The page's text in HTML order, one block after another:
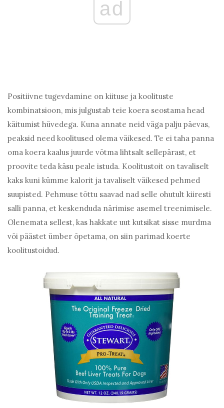
ad
Positiivne tugevdamine on kiituse ja koolituste
kombinatsioon, mis julgustab teie koera seostama head
käitumist hüvedega. Kuna annate neid väga palju päevas,
peaksid need koolitused olema väikesed. Te ei taha panna
oma koera kaalus juurde võtma lihtsalt sellepärast, et
proovite teda käsu peale istuda. Koolitustoit on tavaliselt
kaks kuni kümme kalorit ja tavaliselt väikesed pehmed
suupisted. Pehmuse tõttu saavad nad selle ohutult kiiresti
salli panna, et keskenduda närimise asemel treenimisele.
Olenemata sellest, kas hakkate uut kutsikat sisse murdma
või päästet ümber õpetama, on siin parimad koerte
koolitustoidud.